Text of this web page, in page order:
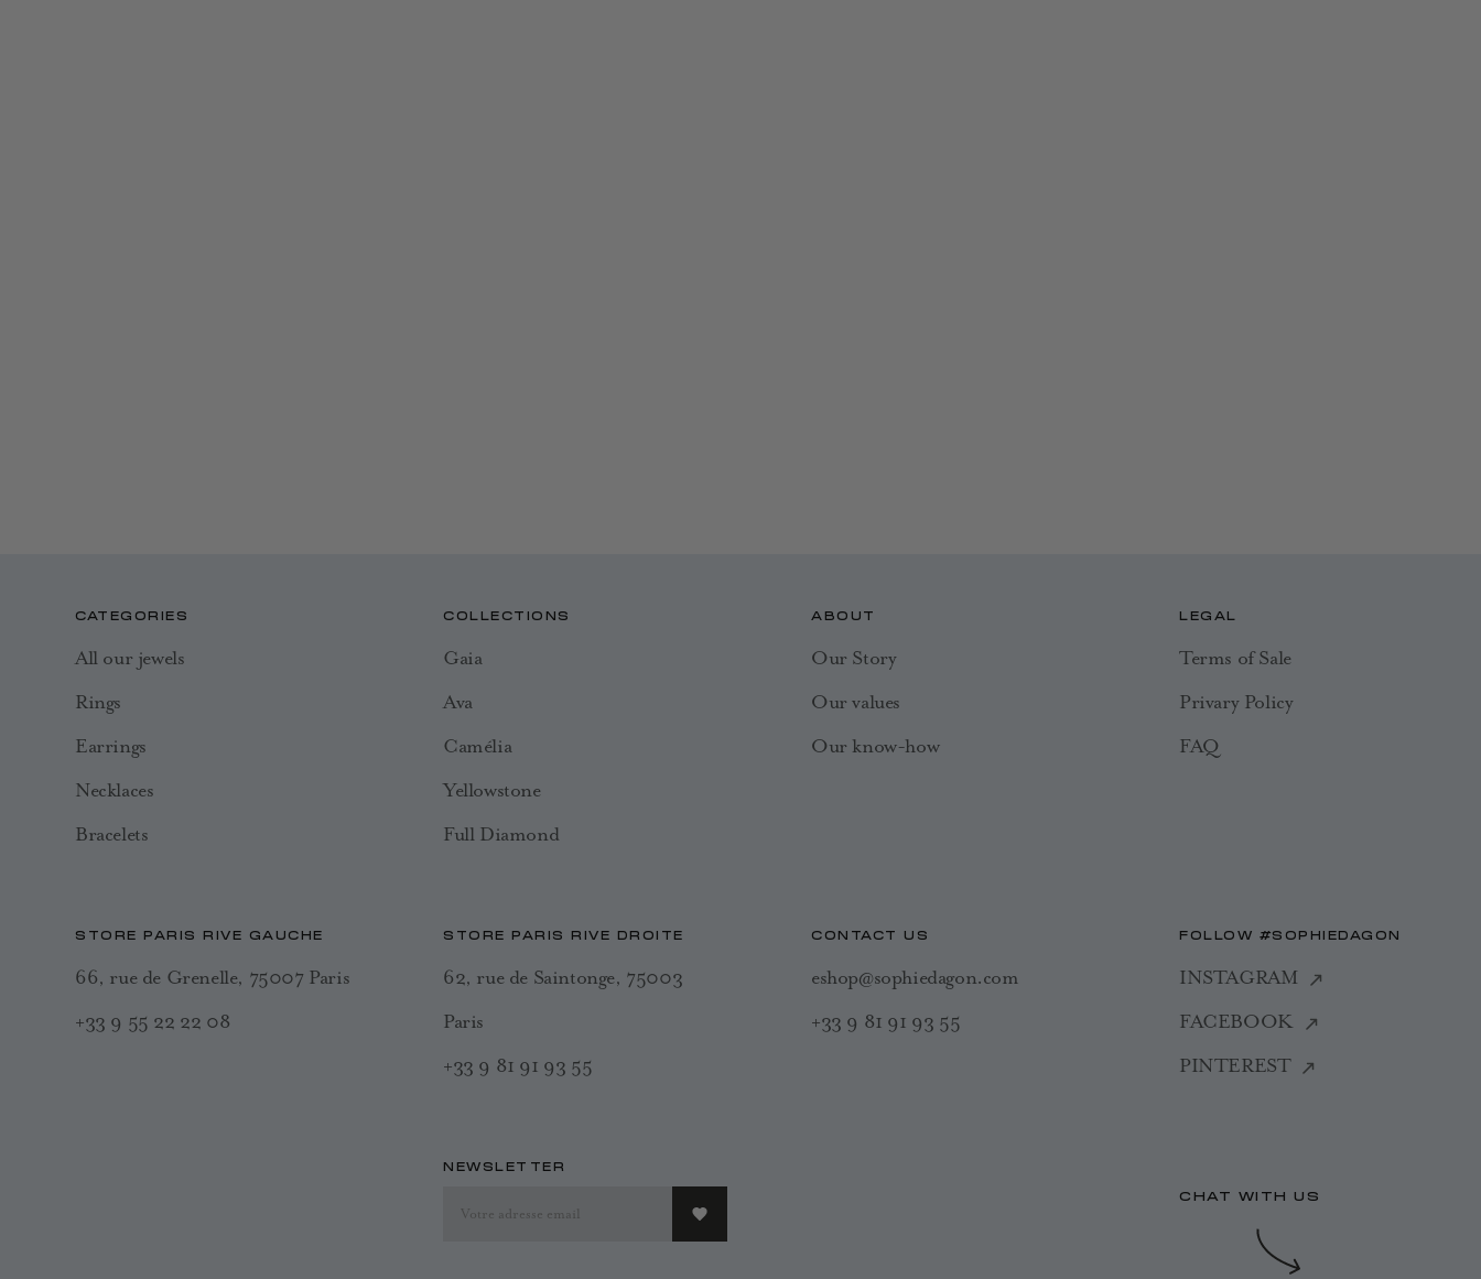
CATEGORIES
All our jewels
Rings
Earrings
Necklaces
Bracelets
COLLECTIONS
Gaia
Ava
Camélia
Yellowstone
Full Diamond
ABOUT
Our Story
Our values
Our know-how
LEGAL
Terms of Sale
Privary Policy
FAQ
STORE PARIS RIVE GAUCHE
66, rue de Grenelle, 75007 Paris
+33 9 55 22 22 08
STORE PARIS RIVE DROITE
62, rue de Saintonge, 75003
Paris
+33 9 81 91 93 55
CONTACT US
eshop@sophiedagon.com
+33 9 81 91 93 55
FOLLOW #SOPHIEDAGON
INSTAGRAM
FACEBOOK
PINTEREST
NEWSLETTER
CHAT WITH US